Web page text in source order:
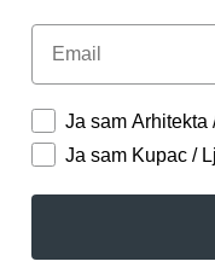
Email
Ja sam Arhitekta
Ja sam Kupac /